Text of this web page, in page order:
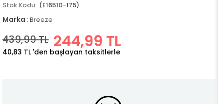
(E16510-175)
Marka : Breeze
439,99 TL 244,99 TL
40,83 TL 'den başlayan taksitlerle